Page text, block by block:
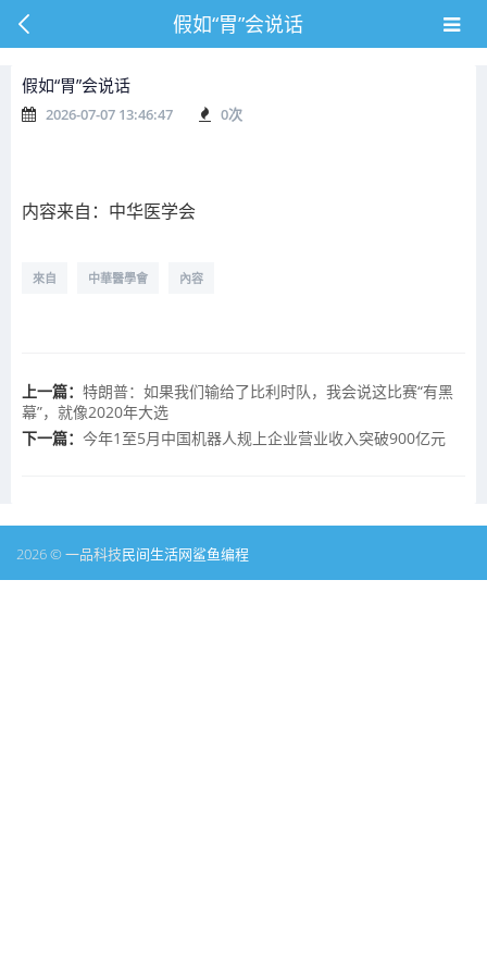
假如“胃”会说话
假如“胃”会说话
2026-07-07 13:46:47 0次
内容来自：中华医学会
來自 中華醫學會 內容
上一篇： 特朗普：如果我们输给了比利时队，我会说这比赛“有黑
幕”，就像2020年大选
下一篇： 今年1至5月中国机器人规上企业营业收入突破900亿元
2026 © 一品科技民间生活网鲨鱼编程